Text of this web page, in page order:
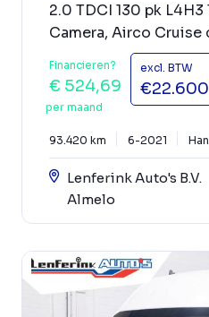
2.0 TDCI 130 pk
Camera, Airco Cruise
Financieren?
€ 524,69
per maand
excl. BTW
€22.600
93.420 km 6-2021
Lenferink Auto's B.V.
Almelo